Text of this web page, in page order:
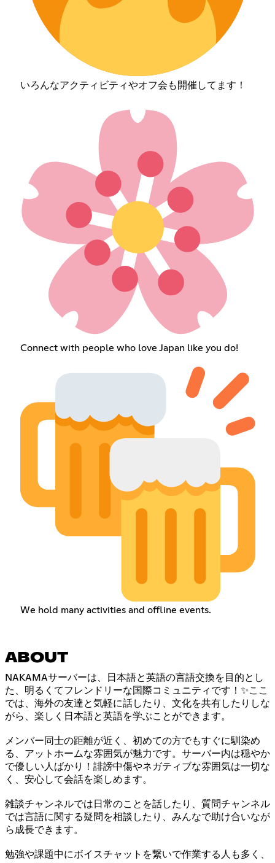
いろんなアクティビティやオフ会も開催してます！
Connect with people who love Japan like you do!
We hold many activities and offline events.
ABOUT
NAKAMAサーバーは、日本語と英語の言語交換を目的とし
た、明るくてフレンドリーな国際コミュニティです！✨ここ
では、海外の友達と気軽に話したり、文化を共有したりしな
がら、楽しく日本語と英語を学ぶことができます。
メンバー同士の距離が近く、初めての方でもすぐに馴染め
る、アットホームな雰囲気が魅力です。サーバー内は穏やか
で優しい人ばかり！誹謗中傷やネガティブな雰囲気は一切な
く、安心して会話を楽しめます。
雑談チャンネルでは日常のことを話したり、質問チャンネル
では言語に関する疑問を相談したり、みんなで助け合いなが
ら成長できます。
勉強や課題中にボイスチャットを繋いで作業する人も多く、